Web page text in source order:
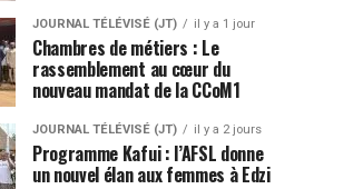
JOURNAL TÉLÉVISÉ (JT) il y a 1 jour
Chambres de métiers : Le
rassemblement au cœur du
nouveau mandat de la CCoM1
JOURNAL TÉLÉVISÉ (JT) il y a 2 jours
Programme Kafui : l’AFSL donne
un nouvel élan aux femmes à Edzi